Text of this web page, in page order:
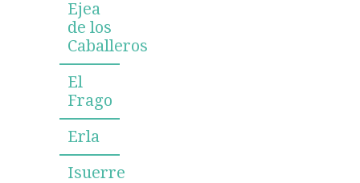
Ejea
de los
Caballeros
El
Frago
Erla
Isuerre